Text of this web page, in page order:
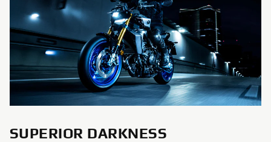
SUPERIOR DARKNESS